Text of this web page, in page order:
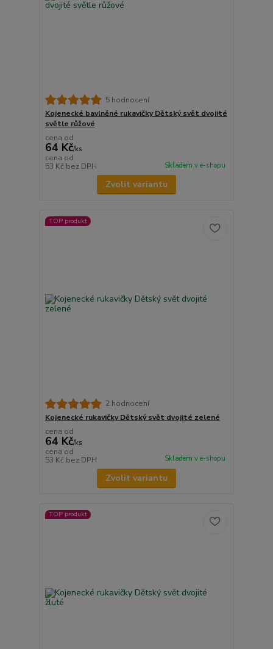
5 hodnocení
Kojenecké bavlněné rukavičky Dětský svět dvojité
světle růžové
cena od
64 Kč/ks
cena od
53 Kč bez DPH Skladem v e-shopu
Zvolit variantu
TOP produkt
2 hodnocení
Kojenecké rukavičky Dětský svět dvojité zelené
cena od
64 Kč/ks
cena od
53 Kč bez DPH Skladem v e-shopu
Zvolit variantu
TOP produkt